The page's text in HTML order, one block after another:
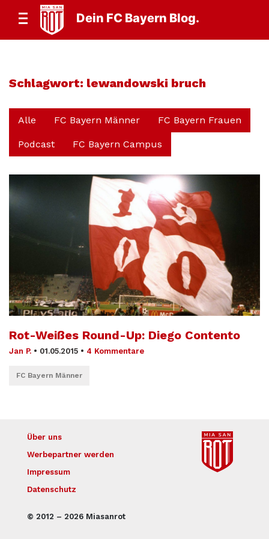
Dein FC Bayern Blog.
Schlagwort: lewandowski bruch
Alle FC Bayern Männer FC Bayern Frauen
Podcast FC Bayern Campus
Rot-Weißes Round-Up: Diego Contento
Jan P. • 01.05.2015 • 4 Kommentare
FC Bayern Männer
© 2012 – 2026 Miasanrot
Über uns
Werbepartner werden
Impressum
Datenschutz